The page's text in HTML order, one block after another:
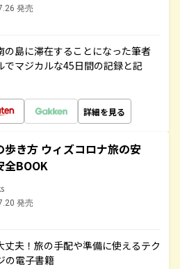
発売
の島に滞在することになった筆者
マジカルな45日間の記録と記
詳細を見る
歩き方 ウィズコロナ旅の安
全BOOK
発売
夫！旅の手配や準備に使えるテク
の電子書籍